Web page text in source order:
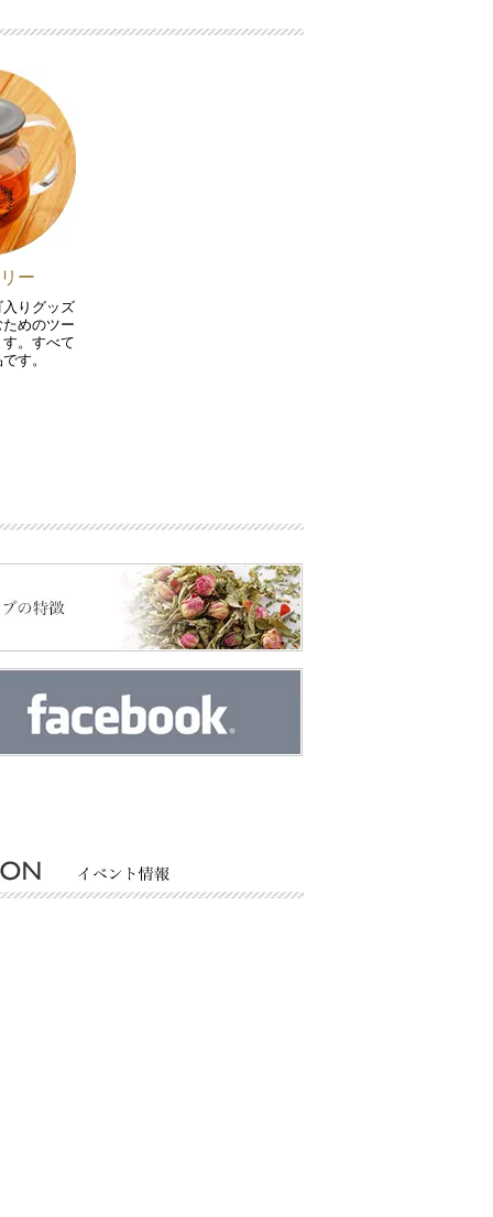
ー
りグッズ
めのツー
。すべて
す。